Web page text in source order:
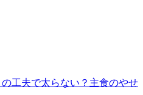
工夫で太らない？主食のやせ